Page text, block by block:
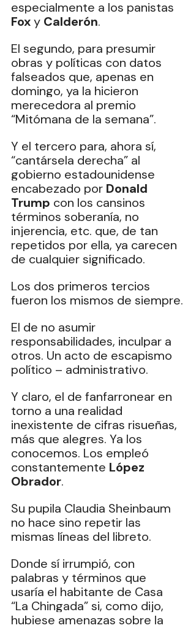
especialmente a los panistas
Fox y Calderón.
El segundo, para presumir
obras y políticas con datos
falseados que, apenas en
domingo, ya la hicieron
merecedora al premio
“Mitómana de la semana”.
Y el tercero para, ahora sí,
“cantársela derecha” al
gobierno estadounidense
encabezado por Donald
Trump con los cansinos
términos soberanía, no
injerencia, etc. que, de tan
repetidos por ella, ya carecen
de cualquier significado.
Los dos primeros tercios
fueron los mismos de siempre.
El de no asumir
responsabilidades, inculpar a
otros. Un acto de escapismo
político – administrativo.
Y claro, el de fanfarronear en
torno a una realidad
inexistente de cifras risueñas,
más que alegres. Ya los
conocemos. Los empleó
constantemente López
Obrador.
Su pupila Claudia Sheinbaum
no hace sino repetir las
mismas líneas del libreto.
Donde sí irrumpió, con
palabras y términos que
usaría el habitante de Casa
“La Chingada” si, como dijo,
hubiese amenazas sobre la